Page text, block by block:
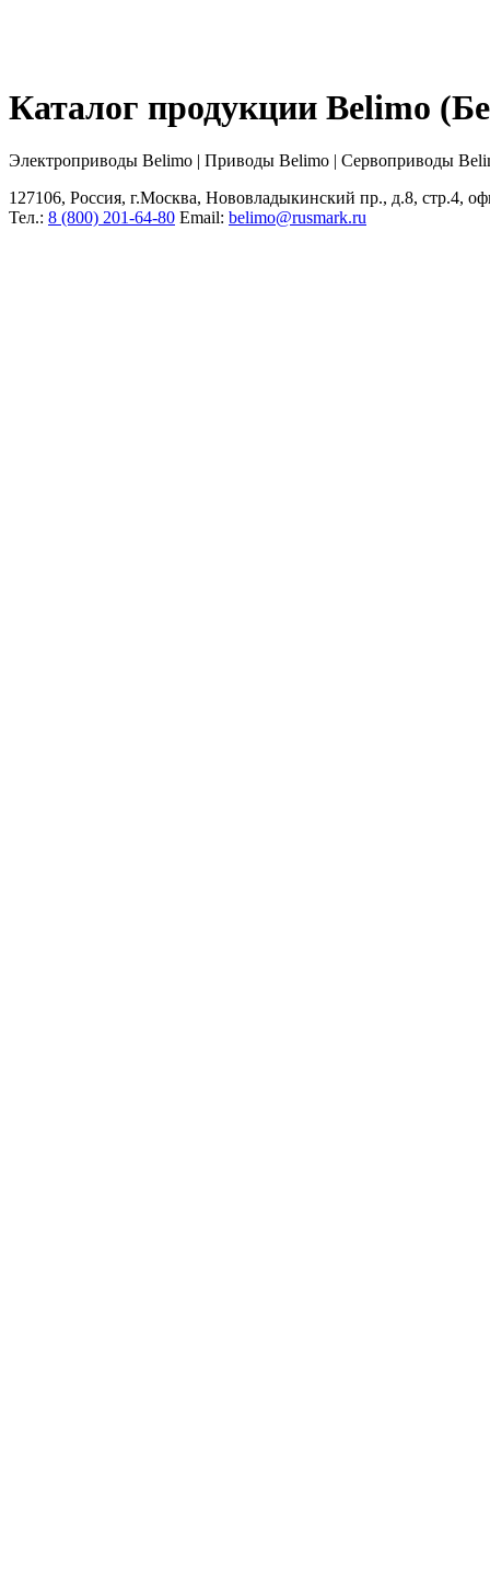
Каталог продукции Belimo
Электроприводы Belimo | Приводы Belimo | Сервоприводы
127106, Россия, г.Москва, Нововладыкинский пр., д.8, стр.4,
Тел.: 8 (800) 201-64-80 Еmail: belimo@rusmark.ru